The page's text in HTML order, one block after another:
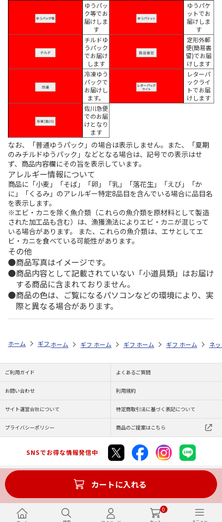
0
ゆうパッ
ク等でお
届けしま
す
ゆうパケ
ットでお
届けしま
す
チルドゆ
うパック
でお届け
します
定形外郵
便(簡易書
留)でお届
けします
冷凍ゆう
パックで
お届けし
ます。
レターパ
ックライ
トでお届
けします
佐川急便
でのお届
けとなり
ます
なお、「普通ゆうパック」の場合は表示しません。また、「夏期
のみチルドゆうパック」などとなる場合は、記号での表示はせ
ず、商品内容欄にその旨を表示しています。
アレルギー情報について
商品に「小麦」「そば」「卵」「乳」「落花生」「えび」「か
に」「くるみ」のアレルギー特定8品目を含んでいる場合に品目名
を表示します。
※エビ・カニを除く魚介類（これらの魚介類を原材料として製造
された加工品も含む）は、漁獲漁法によりエビ・カニが混じって
いる場合があります。 また、これらの魚介類は、エサとしてエ
ビ・カニを食べている可能性があります。
その他
商品写真はイメージです。
商品内容として記載されていない「小道具類」はお届け
する商品に含まれておりません。
商品の色は、ご覧になるパソコンなどの環境により、実
際と異なる場合があります。
カートに入れる
ホーム ギフトストア お中元・夏ギフト特集 2026 贈る相手から探す
ホーム ギフトストア お中元・夏ギフト特集 2026
ホーム ギフトストア お中元・夏ギフト
ホーム ギフトストア お
ホーム ネ
ご利用ガイド よくあるご質問
お問い合わせ 利用規約
サイト運営会社について 特定商取引法に基づく表記について
プライバシーポリシー 商品のご提案はこちら
SNSでお得な情報発信中